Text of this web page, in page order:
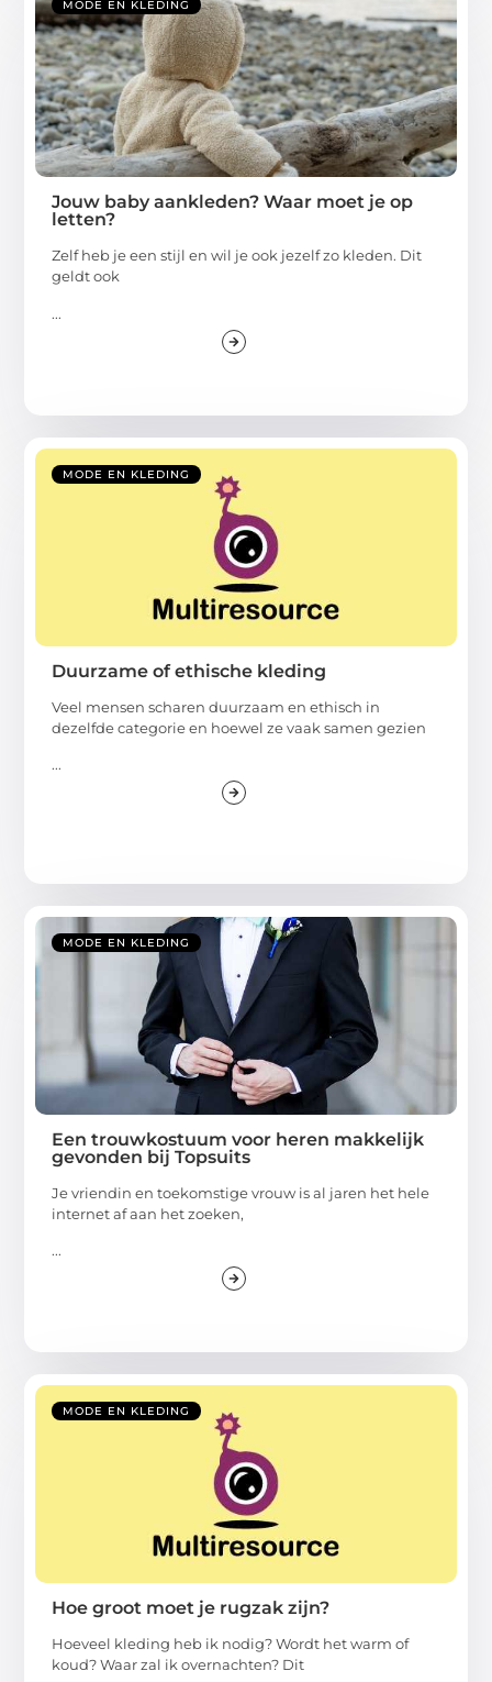
MODE EN KLEDING
Jouw baby aankleden? Waar moet je op
letten?
Zelf heb je een stijl en wil je ook jezelf zo kleden. Dit
geldt ook
...
MODE EN KLEDING
Duurzame of ethische kleding
Veel mensen scharen duurzaam en ethisch in
dezelfde categorie en hoewel ze vaak samen gezien
...
MODE EN KLEDING
Een trouwkostuum voor heren makkelijk
gevonden bij Topsuits
Je vriendin en toekomstige vrouw is al jaren het hele
internet af aan het zoeken,
...
MODE EN KLEDING
Hoe groot moet je rugzak zijn?
Hoeveel kleding heb ik nodig? Wordt het warm of
koud? Waar zal ik overnachten? Dit